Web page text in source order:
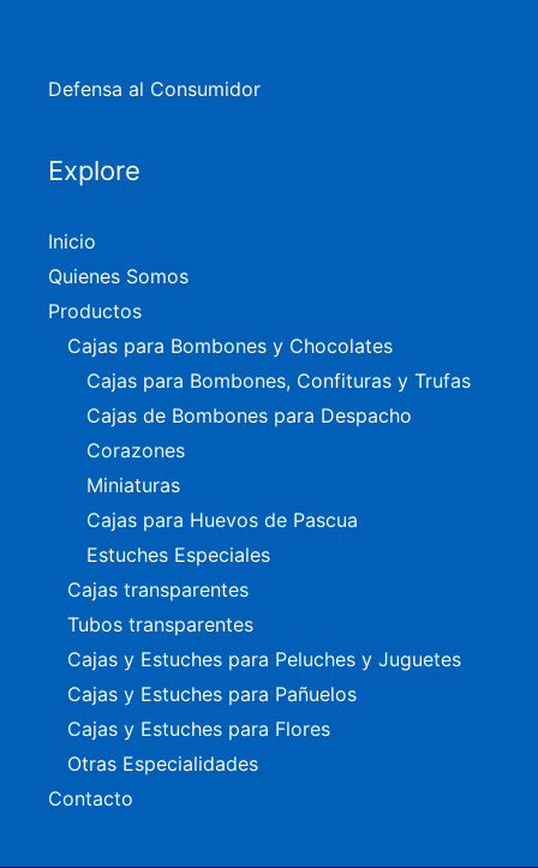
Defensa al Consumidor
Explore
Inicio
Quienes Somos
Productos
Cajas para Bombones y Chocolates
Cajas para Bombones, Confituras y Trufas
Cajas de Bombones para Despacho
Corazones
Miniaturas
Cajas para Huevos de Pascua
Estuches Especiales
Cajas transparentes
Tubos transparentes
Cajas y Estuches para Peluches y Juguetes
Cajas y Estuches para Pañuelos
Cajas y Estuches para Flores
Otras Especialidades
Contacto